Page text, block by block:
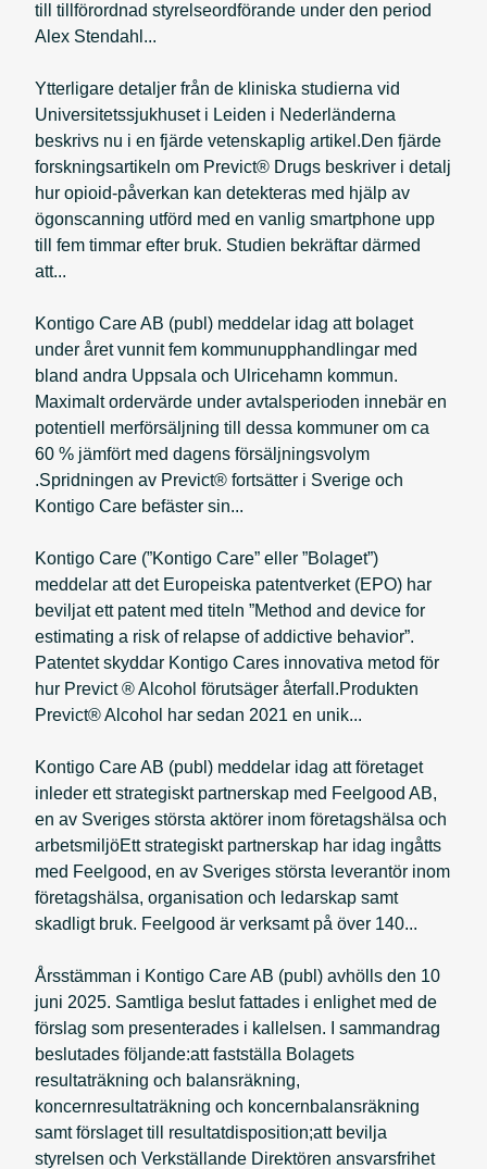
till tillförordnad styrelseordförande under den period
Alex Stendahl...
Ytterligare detaljer från de kliniska studierna vid
Universitetssjukhuset i Leiden i Nederländerna
beskrivs nu i en fjärde vetenskaplig artikel.Den fjärde
forskningsartikeln om Previct® Drugs beskriver i detalj
hur opioid-påverkan kan detekteras med hjälp av
ögonscanning utförd med en vanlig smartphone upp
till fem timmar efter bruk. Studien bekräftar därmed
att...
Kontigo Care AB (publ) meddelar idag att bolaget
under året vunnit fem kommunupphandlingar med
bland andra Uppsala och Ulricehamn kommun.
Maximalt ordervärde under avtalsperioden innebär en
potentiell merförsäljning till dessa kommuner om ca
60 % jämfört med dagens försäljningsvolym
.Spridningen av Previct® fortsätter i Sverige och
Kontigo Care befäster sin...
Kontigo Care (”Kontigo Care” eller ”Bolaget”)
meddelar att det Europeiska patentverket (EPO) har
beviljat ett patent med titeln ”Method and device for
estimating a risk of relapse of addictive behavior”.
Patentet skyddar Kontigo Cares innovativa metod för
hur Previct ® Alcohol förutsäger återfall.Produkten
Previct® Alcohol har sedan 2021 en unik...
Kontigo Care AB (publ) meddelar idag att företaget
inleder ett strategiskt partnerskap med Feelgood AB,
en av Sveriges största aktörer inom företagshälsa och
arbetsmiljöEtt strategiskt partnerskap har idag ingåtts
med Feelgood, en av Sveriges största leverantör inom
företagshälsa, organisation och ledarskap samt
skadligt bruk. Feelgood är verksamt på över 140...
Årsstämman i Kontigo Care AB (publ) avhölls den 10
juni 2025. Samtliga beslut fattades i enlighet med de
förslag som presenterades i kallelsen. I sammandrag
beslutades följande:att fastställa Bolagets
resultaträkning och balansräkning,
koncernresultaträkning och koncernbalansräkning
samt förslaget till resultatdisposition;att bevilja
styrelsen och Verkställande Direktören ansvarsfrihet